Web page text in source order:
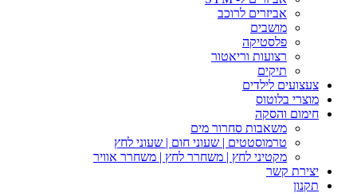
אביזרים לרוכב
מושבים
פלסטיקה
רצועות וריאטור
תיקים
צעצועים לילדים
מוצרי בלוטוס
חימום והסקה
משאבות סחרור מים
טרמוסטטים | שעוני חום | שעוני לחץ
מקטיני לחץ | משחרר לחץ | משחרר אוויר
יצירת קשר
תקנון